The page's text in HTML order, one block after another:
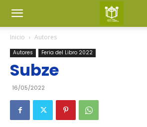
Inicio Autores
Autores Feria del Libro 2022
Subze
16/05/2022